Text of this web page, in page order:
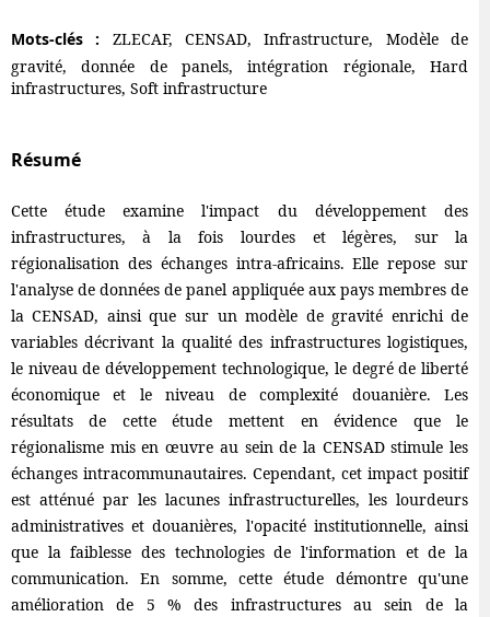
Mots-clés : ZLECAF, CENSAD, Infrastructure, Modèle de
gravité, donnée de panels, intégration régionale, Hard
infrastructures, Soft infrastructure
Résumé
Cette étude examine l'impact du développement des
infrastructures, à la fois lourdes et légères, sur la
régionalisation des échanges intra-africains. Elle repose sur
l'analyse de données de panel appliquée aux pays membres de
la CENSAD, ainsi que sur un modèle de gravité enrichi de
variables décrivant la qualité des infrastructures logistiques,
le niveau de développement technologique, le degré de liberté
économique et le niveau de complexité douanière. Les
résultats de cette étude mettent en évidence que le
régionalisme mis en œuvre au sein de la CENSAD stimule les
échanges intracommunautaires. Cependant, cet impact positif
est atténué par les lacunes infrastructurelles, les lourdeurs
administratives et douanières, l'opacité institutionnelle, ainsi
que la faiblesse des technologies de l'information et de la
communication. En somme, cette étude démontre qu'une
amélioration de 5 % des infrastructures au sein de la